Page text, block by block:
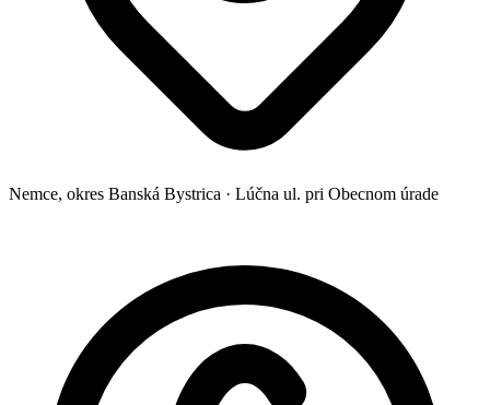
Nemce, okres Banská Bystrica · Lúčna ul. pri Obecnom úrade